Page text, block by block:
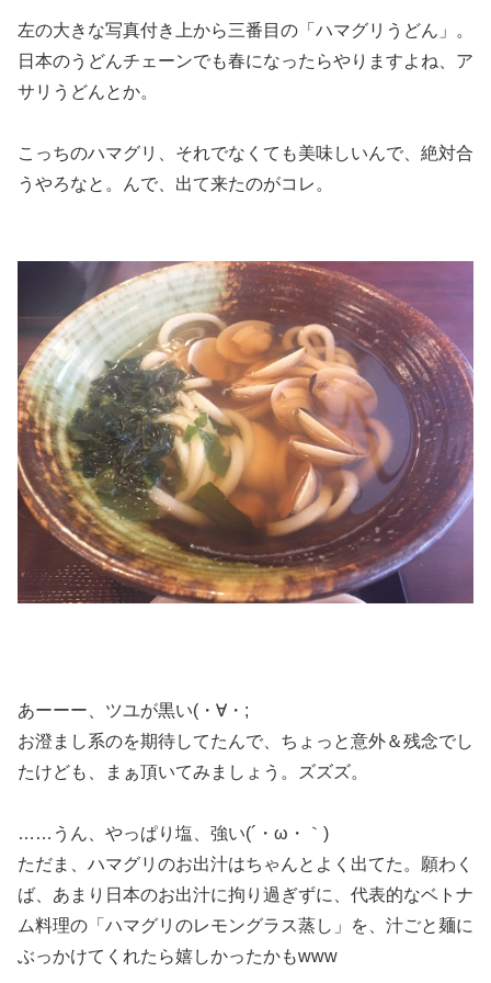
左の大きな写真付き上から三番目の「ハマグリうどん」。
日本のうどんチェーンでも春になったらやりますよね、ア
サリうどんとか。
こっちのハマグリ、それでなくても美味しいんで、絶対合
うやろなと。んで、出て来たのがコレ。
あーーー、ツユが黒い(・∀・;
お澄まし系のを期待してたんで、ちょっと意外＆残念でし
たけども、まぁ頂いてみましょう。ズズズ。
……うん、やっぱり塩、強い(´・ω・｀)
ただま、ハマグリのお出汁はちゃんとよく出てた。願わく
ば、あまり日本のお出汁に拘り過ぎずに、代表的なベトナ
ム料理の「ハマグリのレモングラス蒸し」を、汁ごと麺に
ぶっかけてくれたら嬉しかったかもwww